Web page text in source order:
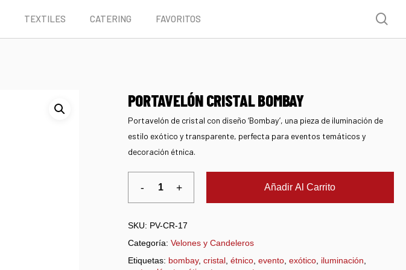
TEXTILES CATERING FAVORITOS
PORTAVELÓN CRISTAL BOMBAY
Portavelón de cristal con diseño ‘Bombay’, una pieza de iluminación de
estilo exótico y transparente, perfecta para eventos temáticos y
decoración étnica.
Añadir Al Carrito
SKU: PV-CR-17
Categoría: Velones y Candeleros
Etiquetas: bombay, cristal, étnico, evento, exótico, iluminación